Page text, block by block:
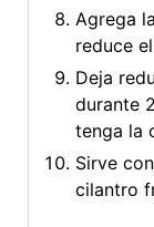
Agrega
reduce
Deja
durante
tenga la
Sirve
cilantro